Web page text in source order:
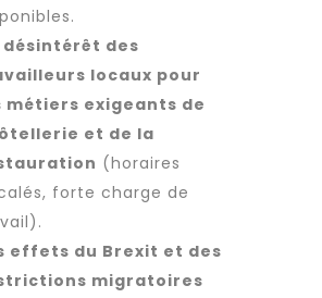
désintérêt des
locaux pour
métiers exigeants de
et de la
(horaires
forte charge de
effets du Brexit et des
migratoires